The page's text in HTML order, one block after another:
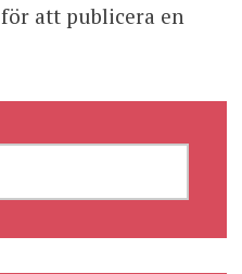
för att publicera en